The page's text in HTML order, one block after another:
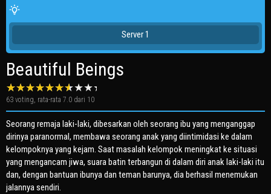
Server 1
Beautiful Beings
63 voting, rata-rata 7.0 dari 10
Seorang remaja laki-laki, dibesarkan oleh seorang ibu yang menganggap
dirinya paranormal, membawa seorang anak yang diintimidasi ke dalam
kelompoknya yang kejam. Saat masalah kelompok meningkat ke situasi
yang mengancam jiwa, suara batin terbangun di dalam diri anak laki-laki itu
dan, dengan bantuan ibunya dan teman barunya, dia berhasil menemukan
jalannya sendiri.